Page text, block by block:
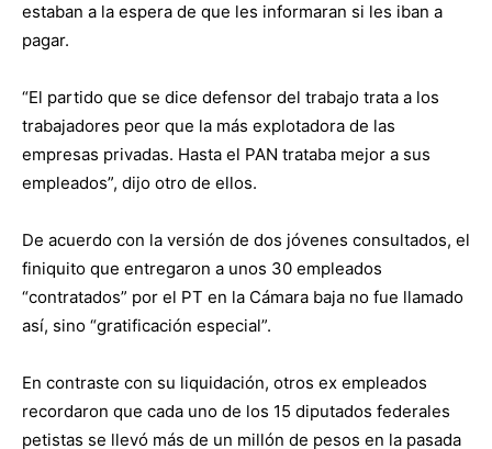
estaban a la espera de que les informaran si les iban a
pagar.
“El partido que se dice defensor del trabajo trata a los
trabajadores peor que la más explotadora de las
empresas privadas. Hasta el PAN trataba mejor a sus
empleados”, dijo otro de ellos.
De acuerdo con la versión de dos jóvenes consultados, el
finiquito que entregaron a unos 30 empleados
“contratados” por el PT en la Cámara baja no fue llamado
así, sino “gratificación especial”.
En contraste con su liquidación, otros ex empleados
recordaron que cada uno de los 15 diputados federales
petistas se llevó más de un millón de pesos en la pasada